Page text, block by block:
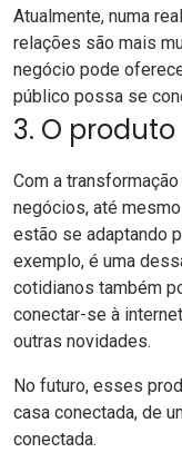
Atualmente, numa
relações são mais
negócio pode
público possa se
3. O produto
Com a
negócios, até
estão se adaptando
exemplo, é uma
cotidianos também
conectar-se à
outras novidades.
No futuro, esses
casa conectada, de
conectada.